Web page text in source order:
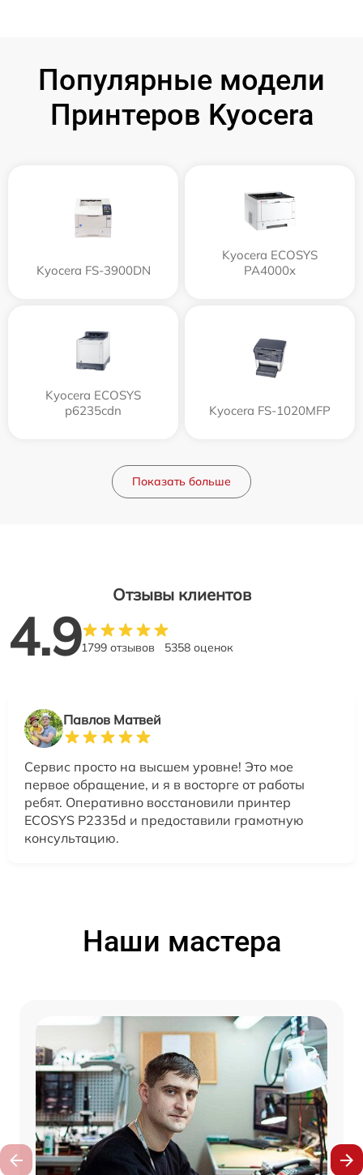
Популярные модели
Принтеров Kyocera
Kyocera FS-3900DN
Kyocera ECOSYS
PA4000x
Kyocera ECOSYS
p6235cdn
Kyocera FS-1020MFP
Показать больше
Отзывы клиентов
4.91799 отзывов 5358 оценок
Павлов Матвей
Сервис просто на высшем уровне! Это мое
первое обращение, и я в восторге от работы
ребят. Оперативно восстановили принтер
ECOSYS P2335d и предоставили грамотную
консультацию.
Наши мастера